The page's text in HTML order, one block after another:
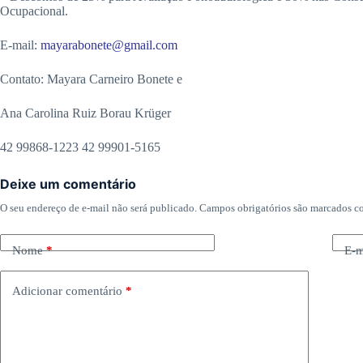
Ocupacional.
E-mail: mayarabonete@gmail.com
Contato: Mayara Carneiro Bonete e
Ana Carolina Ruiz Borau Krüger
42 99868-1223 42 99901-5165
Deixe um comentário
O seu endereço de e-mail não será publicado. Campos obrigatórios são marcados
Nome* E-
Adicionar comentário *